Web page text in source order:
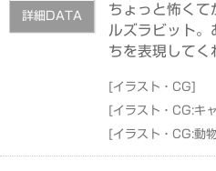
詳細DATA
ちょっと怖くて
ルズラビット。
ちを表現してく
[イラスト・CG]
[イラスト・CG:キ
[イラスト・CG:動